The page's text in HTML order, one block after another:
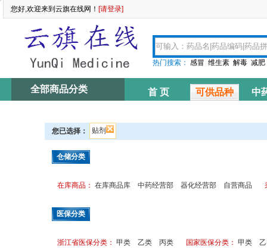
您好,欢迎来到云旗在线网！ [请登录]
热门搜索：感冒 维生素 解毒 减肥
全部商品分类 首 页 可供品种
中
您已选择： 贴剂
仓储分类
在库商品： 在库商品库 中药经营部 器化经营部 自营商品
医保分类
浙江省医保分类： 甲类 乙类 丙类 国家医保分类： 甲类